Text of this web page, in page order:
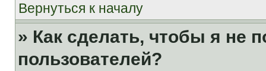
Вернуться к началу
» Как сделать, чтобы я не
пользователей?